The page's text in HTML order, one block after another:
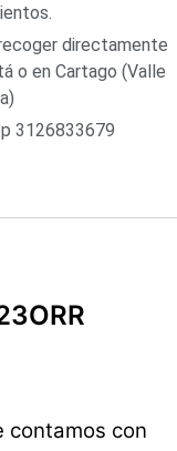
directamente
o en Cartago (Valle
3126833679
contamos con